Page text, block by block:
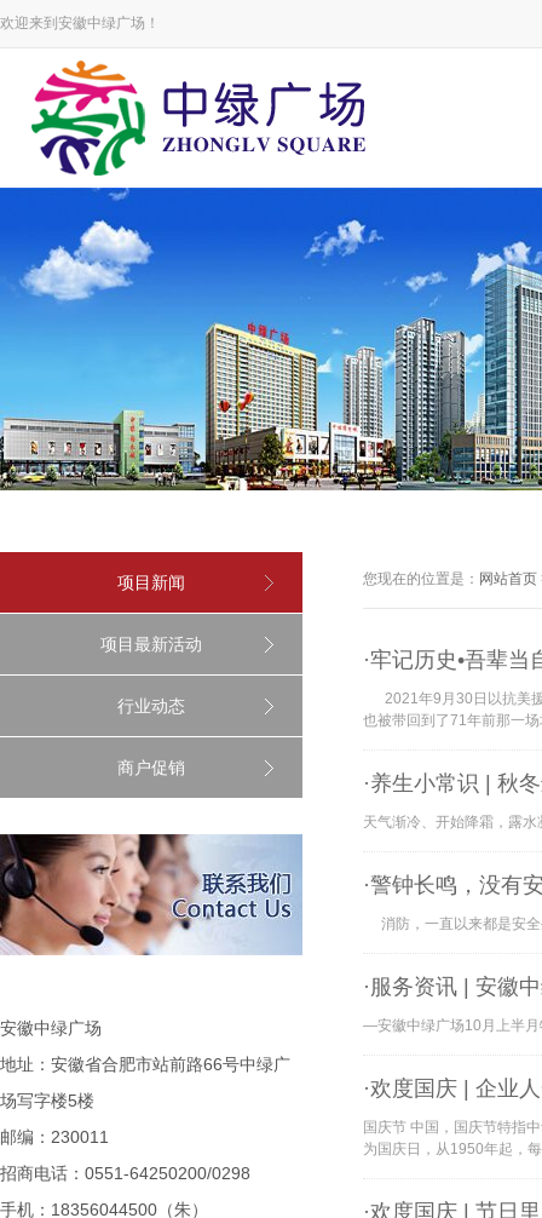
欢迎来到安徽中绿广场！
项目新闻
项目最新活动
行业动态
商户促销
安徽中绿广场
地址：安徽省合肥市站前路66号中绿广
场写字楼5楼
邮编：230011
招商电话：0551-64250200/0298
手机：18356044500（朱）
您现在的位置是： 网站首页
·牢记历史•吾辈
2021年9月30日以抗美援
也被带回到了71年前那一
·养生小常识 | 秋
天气渐冷、开始降霜，露
·警钟长鸣，没有
消防，一直以来都是安全
·服务资讯 | 安徽
—安徽中绿广场10月上半
·欢度国庆 | 企业
国庆节 中国，国庆节特指
为国庆日，从1950年起，
·欢度国庆 | 节日